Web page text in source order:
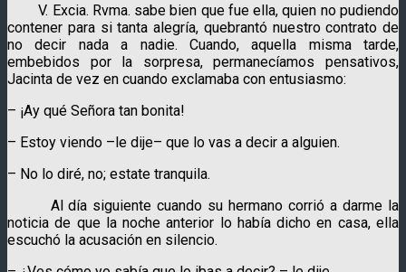
V. Excia. Rvma. sabe bien que fue ella, quien no pudiendo
contener para si tanta alegría, quebrantó nuestro contrato de
no decir nada a nadie. Cuando, aquella misma tarde,
embebidos por la sorpresa, permanecíamos pensativos,
Jacinta de vez en cuando exclamaba con entusiasmo:
– ¡Ay qué Señora tan bonita!
– Estoy viendo –le dije– que lo vas a decir a alguien.
– No lo diré, no; estate tranquila.
Al día siguiente cuando su hermano corrió a darme la
noticia de que la noche anterior lo había dicho en casa, ella
escuchó la acusación en silencio.